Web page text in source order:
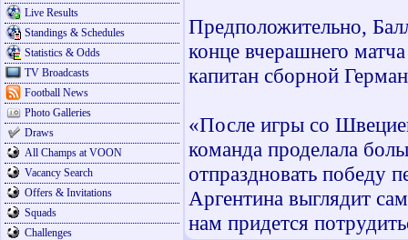
Live Results
Standings & Schedules
Statistics & Odds
TV Broadcasts
Football News
Photo Galleries
Draws
All Champs at VOON
Vacancy Search
Offers & Invitations
Squads
Challenges
Предположительно,
конце вчерашнего
капитан сборной
«После игры со
команда проделала
отпраздновать победу
Аргентина выглядит
нам придется